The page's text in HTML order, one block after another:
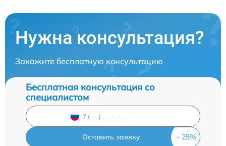
Нужна консультация?
Закажите бесплатную консультацию
Бесплатная консультация со
специалистом
Оставить заявку